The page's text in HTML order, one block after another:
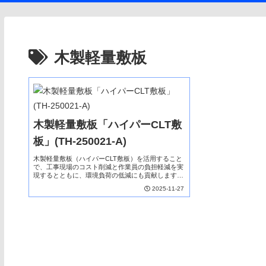
木製軽量敷板
木製軽量敷板「ハイパーCLT敷
板」(TH-250021-A)
木製軽量敷板（ハイパーCLT敷板）を活用すること
で、工事現場のコスト削減と作業員の負担軽減を実
現するとともに、環境負荷の低減にも貢献します。
ロント、就実大学、島根大学区 分：材料NETIS
2025-11-27